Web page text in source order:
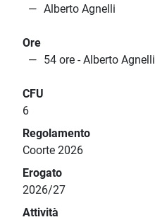
Alberto Agnelli
Ore
54 ore - Alberto Agnelli
CFU
6
Regolamento
Coorte 2026
Erogato
2026/27
Attività